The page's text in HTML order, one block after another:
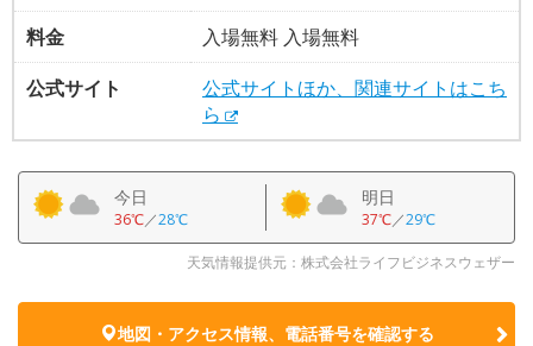
料金
入場無料 入場無料
公式サイト
公式サイトほか、関連サイトはこち
ら
今日
36℃／28℃
明日
37℃／29℃
天気情報提供元：株式会社ライフビジネスウェザー
地図・アクセス情報、電話番号を確認する